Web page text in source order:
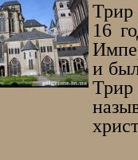
Трир
16
и